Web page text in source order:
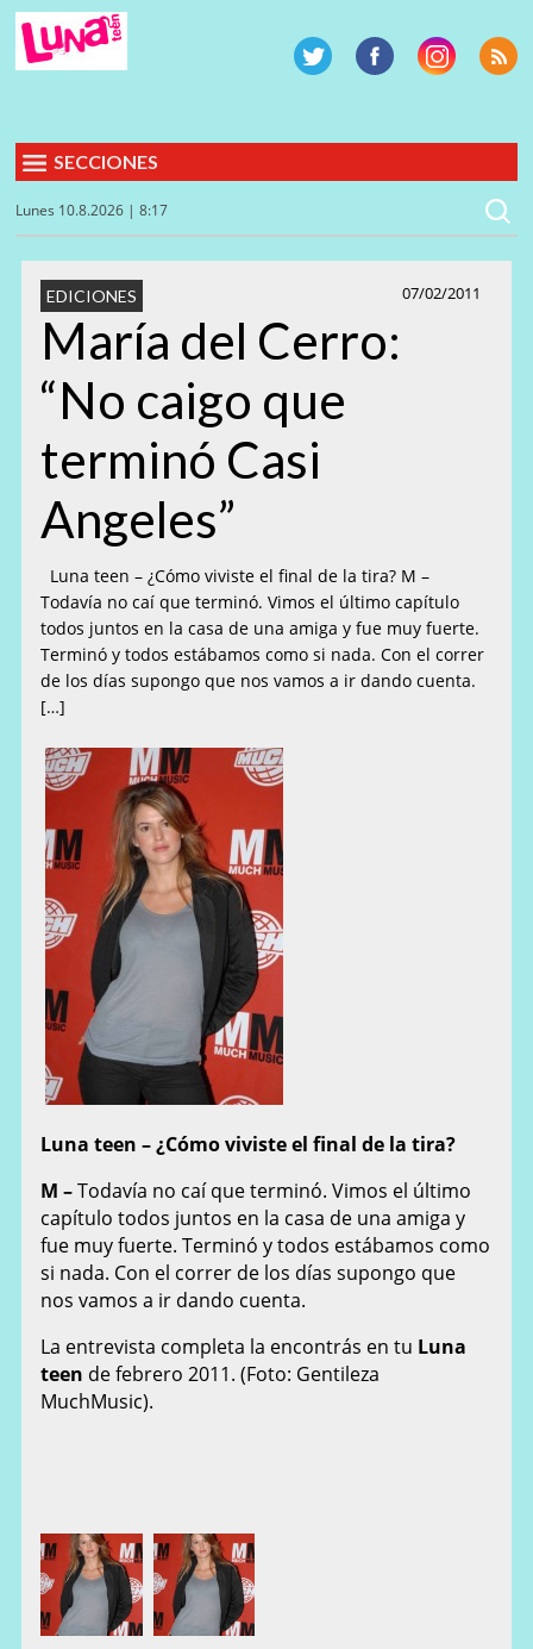
SECCIONES
Lunes 10.8.2026 | 8:17
07/02/2011
EDICIONES
María del Cerro:
“No caigo que
terminó Casi
Angeles”
Luna teen – ¿Cómo viviste el final de la tira? M –
Todavía no caí que terminó. Vimos el último capítulo
todos juntos en la casa de una amiga y fue muy fuerte.
Terminó y todos estábamos como si nada. Con el correr
de los días supongo que nos vamos a ir dando cuenta.
[…]
Luna teen – ¿Cómo viviste el final de la tira?
M –Todavía no caí que terminó. Vimos el último
capítulo todos juntos en la casa de una amiga y
fue muy fuerte. Terminó y todos estábamos como
si nada. Con el correr de los días supongo que
nos vamos a ir dando cuenta.
La entrevista completa la encontrás en tu Luna
teen de febrero 2011. (Foto: Gentileza
MuchMusic).